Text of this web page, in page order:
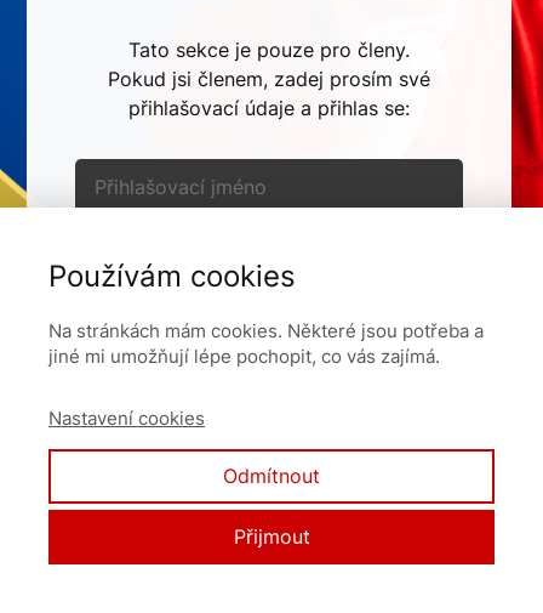
Tato sekce je pouze pro členy.
Pokud jsi členem, zadej prosím své
přihlašovací údaje a přihlas se:
Používám cookies
Na stránkách mám cookies. Některé jsou potřeba a
jiné mi umožňují lépe pochopit, co vás zajímá.
Nastavení cookies
Odmítnout
Přijmout